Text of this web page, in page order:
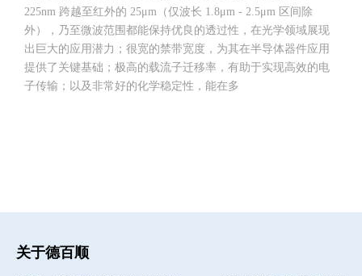
225nm 跨越至红外的 25μm（仅波长 1.8μm - 2.5μm 区间除
外），乃至微波范围都能保持优良的透过性，在光学领域展现
出巨大的应用潜力；很宽的禁带宽度，为其在半导体器件应用
提供了关键基础；极高的载流子迁移率，有助于实现高效的电
子传输；以及非常好的化学稳定性，能在多
关于德百顺